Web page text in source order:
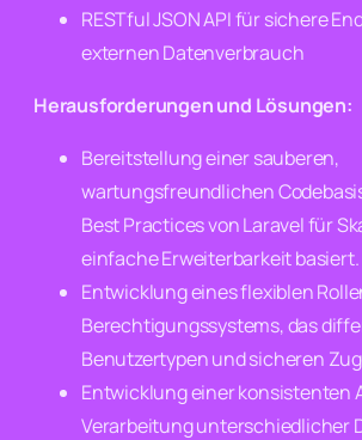
RESTful JSON API für sichere
externen Datenverbrauch
Herausforderungen und Lösungen:
Bereitstellung einer sauberen,
wartungsfreundlichen
Best Practices von Laravel für
einfache Erweiterbarkeit basiert.
Entwicklung eines flexiblen
Berechtigungssystems, das
Benutzertypen und sicheren
Entwicklung einer konsistenten
Verarbeitung unterschiedlicher